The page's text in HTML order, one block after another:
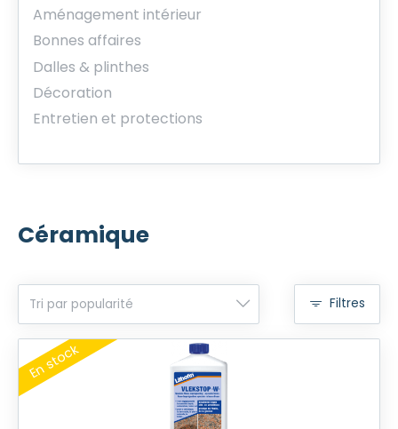
Aménagement intérieur
Bonnes affaires
Dalles & plinthes
Décoration
Entretien et protections
Céramique
Filtres